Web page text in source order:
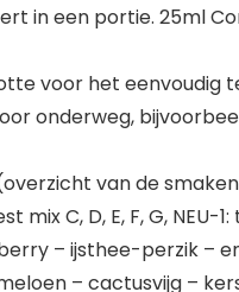
in een portie. 25ml
voor het eenvoudig
onderweg,
van de
C, D, E, F, G, NEU-
– ijsthee-perzik –
– cactusvijg –